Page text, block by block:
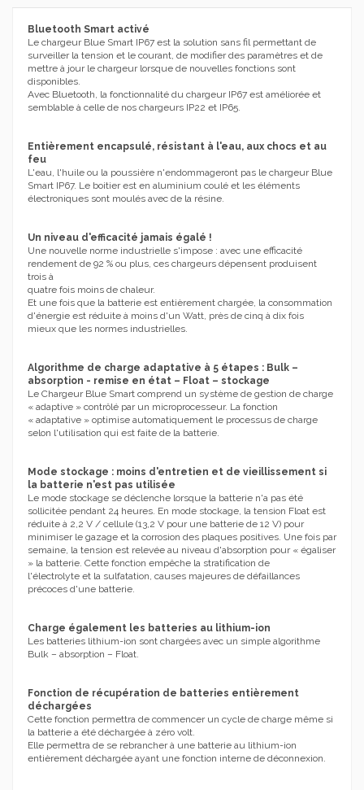
Bluetooth Smart activé
Le chargeur Blue Smart IP67 est la solution sans fil permettant de
surveiller la tension et le courant, de modifier des paramètres et de
mettre à jour le chargeur lorsque de nouvelles fonctions sont
disponibles.
Avec Bluetooth, la fonctionnalité du chargeur IP67 est améliorée et
semblable à celle de nos chargeurs IP22 et IP65.
Entièrement encapsulé, résistant à l'eau, aux chocs et au
feu
L'eau, l'huile ou la poussière n'endommageront pas le chargeur Blue
Smart IP67. Le boitier est en aluminium coulé et les éléments
électroniques sont moulés avec de la résine.
Un niveau d'efficacité jamais égalé !
Une nouvelle norme industrielle s'impose : avec une efficacité
rendement de 92 % ou plus, ces chargeurs dépensent produisent
trois à
quatre fois moins de chaleur.
Et une fois que la batterie est entièrement chargée, la consommation
d'énergie est réduite à moins d'un Watt, près de cinq à dix fois
mieux que les normes industrielles.
Algorithme de charge adaptative à 5 étapes : Bulk –
absorption - remise en état – Float – stockage
Le Chargeur Blue Smart comprend un système de gestion de charge
« adaptive » contrôlé par un microprocesseur. La fonction
« adaptative » optimise automatiquement le processus de charge
selon l'utilisation qui est faite de la batterie.
Mode stockage : moins d'entretien et de vieillissement si
la batterie n'est pas utilisée
Le mode stockage se déclenche lorsque la batterie n'a pas été
sollicitée pendant 24 heures. En mode stockage, la tension Float est
réduite à 2,2 V / cellule (13,2 V pour une batterie de 12 V) pour
minimiser le gazage et la corrosion des plaques positives. Une fois par
semaine, la tension est relevée au niveau d'absorption pour « égaliser
» la batterie. Cette fonction empêche la stratification de
l'électrolyte et la sulfatation, causes majeures de défaillances
précoces d'une batterie.
Charge également les batteries au lithium-ion
Les batteries lithium-ion sont chargées avec un simple algorithme
Bulk – absorption – Float.
Fonction de récupération de batteries entièrement
déchargées
Cette fonction permettra de commencer un cycle de charge même si
la batterie a été déchargée à zéro volt.
Elle permettra de se rebrancher à une batterie au lithium-ion
entièrement déchargée ayant une fonction interne de déconnexion.